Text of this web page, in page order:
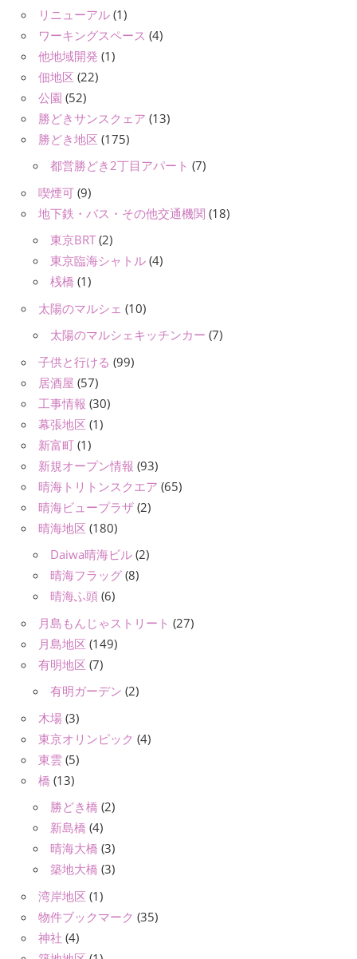
リニューアル (1)
ワーキングスペース (4)
他地域開発 (1)
佃地区 (22)
公園 (52)
勝どきサンスクェア (13)
勝どき地区 (175)
都営勝どき2丁目アパート (7)
喫煙可 (9)
地下鉄・バス・その他交通機関 (18)
東京BRT (2)
東京臨海シャトル (4)
桟橋 (1)
太陽のマルシェ (10)
太陽のマルシェキッチンカー (7)
子供と行ける (99)
居酒屋 (57)
工事情報 (30)
幕張地区 (1)
新富町 (1)
新規オープン情報 (93)
晴海トリトンスクエア (65)
晴海ビュープラザ (2)
晴海地区 (180)
Daiwa晴海ビル (2)
晴海フラッグ (8)
晴海ふ頭 (6)
月島もんじゃストリート (27)
月島地区 (149)
有明地区 (7)
有明ガーデン (2)
木場 (3)
東京オリンピック (4)
東雲 (5)
橋 (13)
勝どき橋 (2)
新島橋 (4)
晴海大橋 (3)
築地大橋 (3)
湾岸地区 (1)
物件ブックマーク (35)
神社 (4)